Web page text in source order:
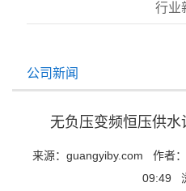
行业
公司新闻
无负压变频恒压供
来源：guangyiby.com 作者：
09:49